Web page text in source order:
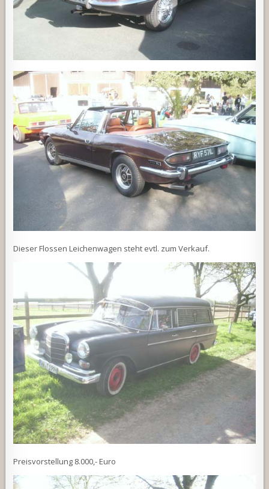
Dieser Flossen Leichenwagen steht evtl. zum Verkauf.
Preisvorstellung 8.000,- Euro